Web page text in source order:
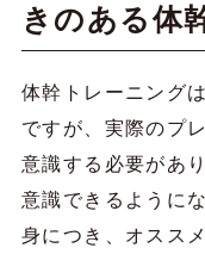
きのある体
体幹トレーニング
ですが、実際のプ
意識する必要があ
意識できるように
身につき、オススメ